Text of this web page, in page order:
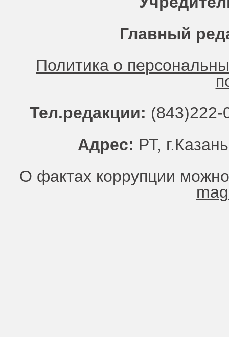
Главный
Политика о
Тел.редакции:
Адрес: РТ,
О фактах коррупции